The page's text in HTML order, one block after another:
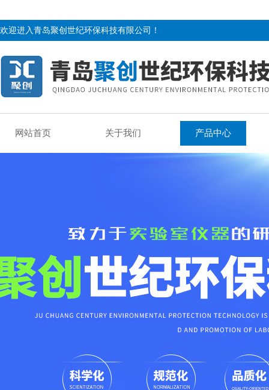
欢迎进入青岛聚创世纪环保科技有限公司！
网站首页 关于我们 产品中心